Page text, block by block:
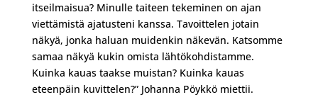
itseilmaisua? Minulle taiteen tekeminen on ajan
viettämistä ajatusteni kanssa. Tavoittelen jotain
näkyä, jonka haluan muidenkin näkevän. Katsomme
samaa näkyä kukin omista lähtökohdistamme.
Kuinka kauas taakse muistan? Kuinka kauas
eteenpäin kuvittelen?” Johanna Pöykkö miettii.